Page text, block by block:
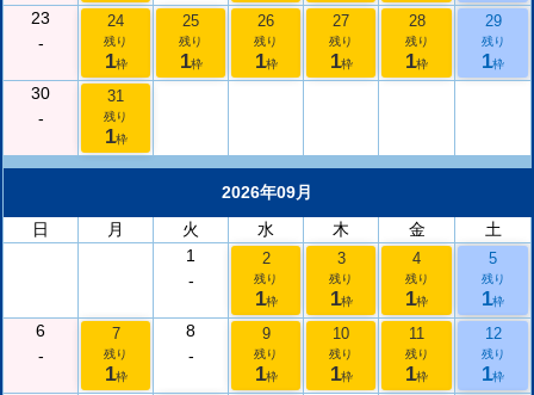
23
-
24
残り
1枠
25
残り
1枠
26
残り
1枠
27
残り
1枠
28
残り
1枠
29
残り
1枠
30
-
31
残り
1枠
2026年09月
日
月 火 水 木 金
土
1
-
2
残り
1枠
3
残り
1枠
4
残り
1枠
5
残り
1枠
6
-
7
残り
1枠
8
-
9
残り
1枠
10
残り
1枠
11
残り
1枠
12
残り
1枠